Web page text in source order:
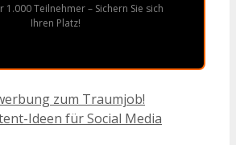
1.000 Teilnehmer – Sichern Sie sich
Ihren Platz!
zum Traumjob!
Ideen für Social Media